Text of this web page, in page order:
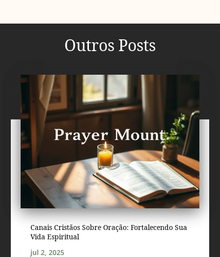
Outros Posts
Canais Cristãos Sobre Oração: Fortalecendo Sua
Vida Espiritual
jul 2, 2025